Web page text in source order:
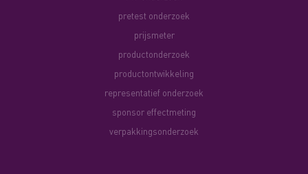
pretest onderzoek
prijsmeter
productonderzoek
productontwikkeling
representatief onderzoek
sponsor effectmeting
verpakkingsonderzoek